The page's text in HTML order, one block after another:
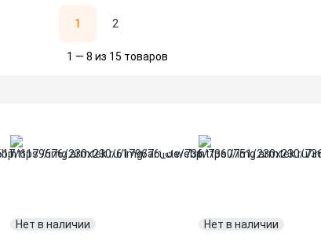
1 2
1 — 8 из 15 товаров
Нет в наличии Нет в наличии